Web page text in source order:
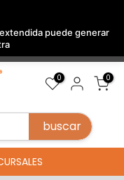
extendida puede generar
0 0